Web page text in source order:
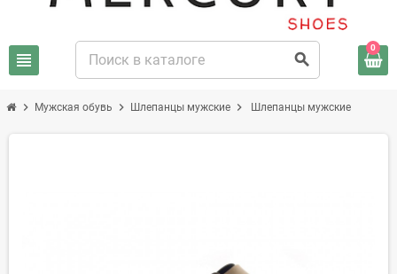
view_headline search
0
chevron_right Мужская обувь chevron_right Шлепанцы мужские chevron_right Шлепанцы мужские